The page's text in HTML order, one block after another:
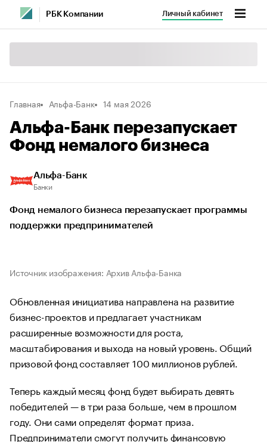
РБК Компании Личный кабинет
Главная Альфа-Банк 14 мая 2026
Альфа-Банк перезапускает
Фонд немалого бизнеса
Альфа-Банк
Банки
Фонд немалого бизнеса перезапускает программы
поддержки предпринимателей
Источник изображения: Архив Альфа-Банка
Обновленная инициатива направлена на развитие
бизнес-проектов и предлагает участникам
расширенные возможности для роста,
масштабирования и выхода на новый уровень. Общий
призовой фонд составляет 100 миллионов рублей.
Теперь каждый месяц фонд будет выбирать девять
победителей — в три раза больше, чем в прошлом
году. Они сами определят формат приза.
Предприниматели смогут получить финансовую